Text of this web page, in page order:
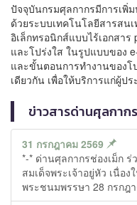
ปัจจุบันกรมศุลกากรมีการเพิ่
ด้วยระบบเทคโนโลยีสารสน
อิเล็กทรอนิกส์แบบไร้เอกสาร
และโปร่งใส ในรูปแบบของ
และขั้นตอนการทำงานของ
เดียวกัน เพื่อให้บริการแก่ผู้ป
ข่าวสารด่านศุลกาก
31 กรกฎาคม 2569
*-* ด่านศุลกากรช่องเม็ก
สมเด็จพระเจ้าอยู่หัว เนื่อ
พระชนมพรรษา 28 กรกฎ